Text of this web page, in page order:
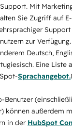
Mit
Sie Zugriff auf
Support
zur
Deutsch,
Eine Liste
Sprachangebot.
Benutzer
können außerdem
in der HubSpot